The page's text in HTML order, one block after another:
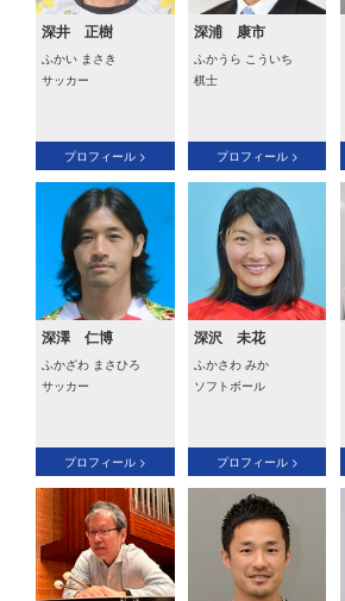
深井 正樹
ふかい まさき
サッカー
プロフィール >
深浦 康市
ふかうら こういち
棋士
プロフィール >
深澤 仁博
ふかざわ まさひろ
サッカー
プロフィール >
深沢 未花
ふかさわ みか
ソフトボール
プロフィール >